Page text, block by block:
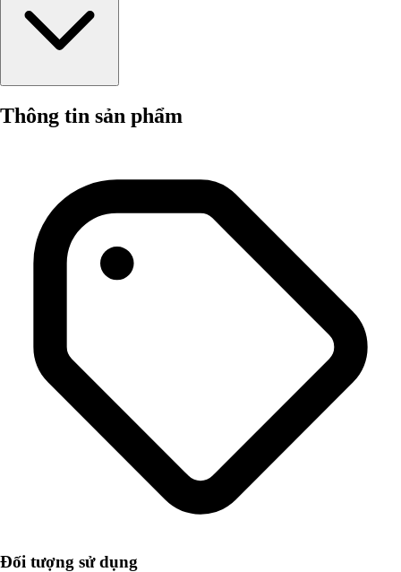
Thông tin sản phẩm
Đối tượng sử dụng